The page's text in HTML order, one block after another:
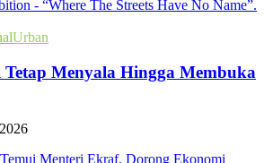
Urban
Menyala Hingga Membuka